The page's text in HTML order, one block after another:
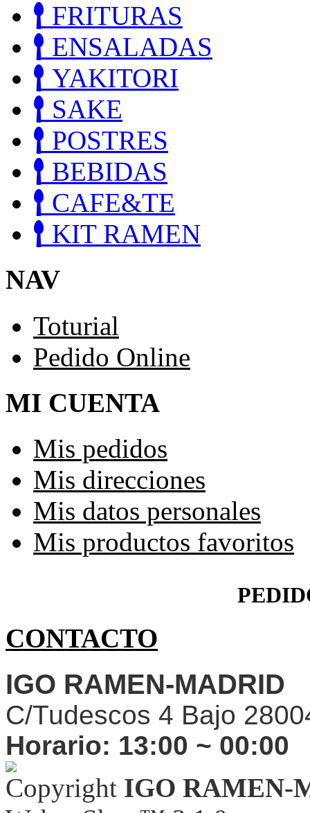
FRITURAS
ENSALADAS
YAKITORI
SAKE
POSTRES
BEBIDAS
CAFE&TE
KIT RAMEN
NAV
Toturial
Pedido Online
MI CUENTA
Mis pedidos
Mis direcciones
Mis datos personales
Mis productos favoritos
CONTACTO
IGO RAMEN-MADRID
C/Tudescos 4 Bajo
Horario: 13:00 ~ 00:00
Copyright IGO RAMEN-